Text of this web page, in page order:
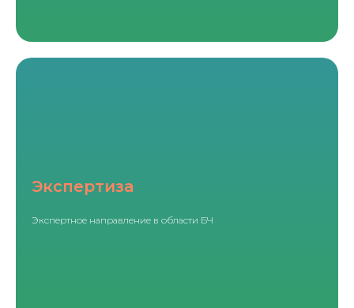
Экспертиза
Экспертное направление в области БЧ